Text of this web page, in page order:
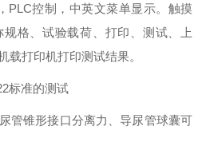
PLC控制，中英文菜单显示。触摸
格、试验载荷、打印、测试、上
载打印机打印测试结果。
标准的测试
管锥形接口分离力、导尿管球囊可